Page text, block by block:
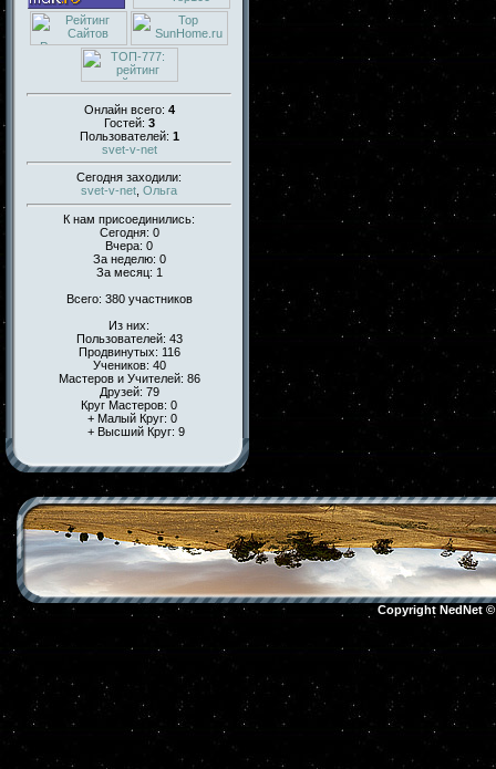
Онлайн всего: 4
Гостей: 3
Пользователей: 1
svet-v-net
Сегодня заходили:
svet-v-net Ольга
К нам присоединились:
Сегодня: 0
Вчера: 0
За неделю: 0
За месяц: 1
Всего: 380 участников
Из них:
Пользователей: 43
Продвинутых: 116
Учеников: 40
Мастеров и Учителей: 86
Друзей: 79
Круг Мастеров: 0
+ Малый Круг: 0
+ Высший Круг: 9
Copyright NedNet